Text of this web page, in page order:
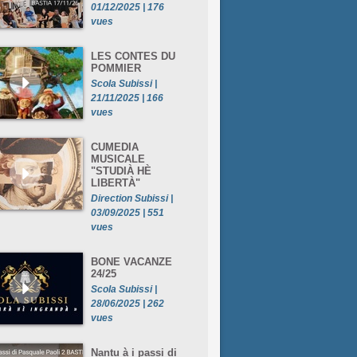
01/12/2025 | 176
vues
LES CONTES DU
POMMIER
Scola Subissi |
21/11/2025 | 166
vues
CUMEDIA
MUSICALE
"STUDIÀ HÈ
LIBERTÀ"
Direction Subissi |
03/09/2025 | 551
vues
BONE VACANZE
24/25
Scola Subissi |
28/06/2025 | 262
vues
Nantu à i passi di